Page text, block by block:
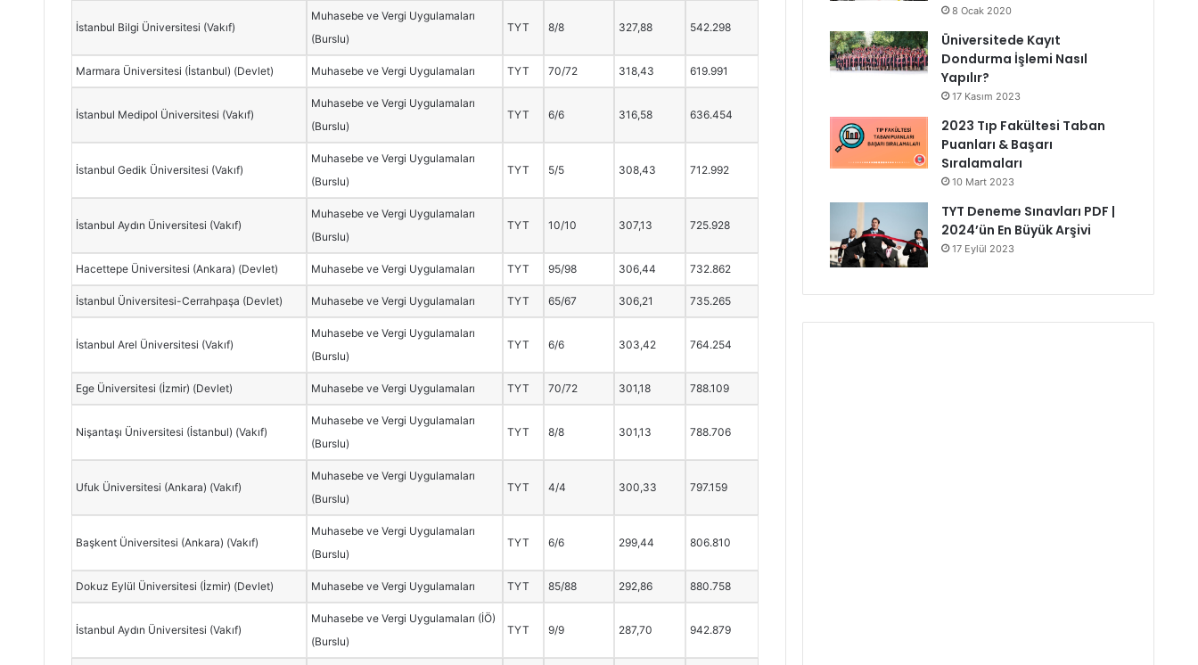
İstanbul Bilgi Üniversitesi (Vakıf)
Muhasebe ve Vergi Uygulamaları
(Burslu)
TYT 8/8 327,88 542.298
Marmara Üniversitesi (İstanbul) (Devlet) Muhasebe ve Vergi Uygulamaları TYT 70/72 318,43 619.991
İstanbul Medipol Üniversitesi (Vakıf)
Muhasebe ve Vergi Uygulamaları
(Burslu)
TYT 6/6 316,58 636.454
İstanbul Gedik Üniversitesi (Vakıf)
Muhasebe ve Vergi Uygulamaları
(Burslu)
TYT 5/5 308,43 712.992
İstanbul Aydın Üniversitesi (Vakıf)
Muhasebe ve Vergi Uygulamaları
(Burslu)
TYT 10/10 307,13 725.928
Hacettepe Üniversitesi (Ankara) (Devlet) Muhasebe ve Vergi Uygulamaları TYT 95/98 306,44 732.862
İstanbul Üniversitesi-Cerrahpaşa (Devlet) Muhasebe ve Vergi Uygulamaları TYT 65/67 306,21 735.265
İstanbul Arel Üniversitesi (Vakıf)
Muhasebe ve Vergi Uygulamaları
(Burslu)
TYT 6/6 303,42 764.254
Ege Üniversitesi (İzmir) (Devlet) Muhasebe ve Vergi Uygulamaları TYT 70/72 301,18 788.109
Nişantaşı Üniversitesi (İstanbul) (Vakıf)
Muhasebe ve Vergi Uygulamaları
(Burslu)
TYT 8/8 301,13 788.706
Ufuk Üniversitesi (Ankara) (Vakıf)
Muhasebe ve Vergi Uygulamaları
(Burslu)
TYT 4/4 300,33 797.159
Başkent Üniversitesi (Ankara) (Vakıf)
Muhasebe ve Vergi Uygulamaları
(Burslu)
TYT 6/6 299,44 806.810
Dokuz Eylül Üniversitesi (İzmir) (Devlet) Muhasebe ve Vergi Uygulamaları TYT 85/88 292,86 880.758
İstanbul Aydın Üniversitesi (Vakıf)
Muhasebe ve Vergi Uygulamaları (İÖ)
(Burslu)
TYT 9/9 287,70 942.879
8 Ocak 2020
Üniversitede Kayıt
Dondurma İşlemi Nasıl
Yapılır?
17 Kasım 2023
2023 Tıp Fakültesi Taban
Puanları & Başarı
Sıralamaları
10 Mart 2023
TYT Deneme Sınavları PDF |
2024’ün En Büyük Arşivi
17 Eylül 2023